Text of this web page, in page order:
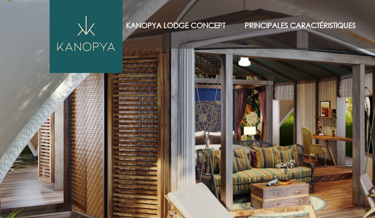
HOME KANOPYA LODGE CONCEPT PRINCIPALES CARACTÉRISTIQUES